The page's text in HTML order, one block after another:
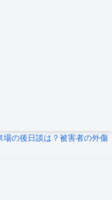
の後日談は？被害者の外傷